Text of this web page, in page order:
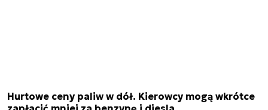
Hurtowe ceny paliw w dół. Kierowcy mogą wkrótce